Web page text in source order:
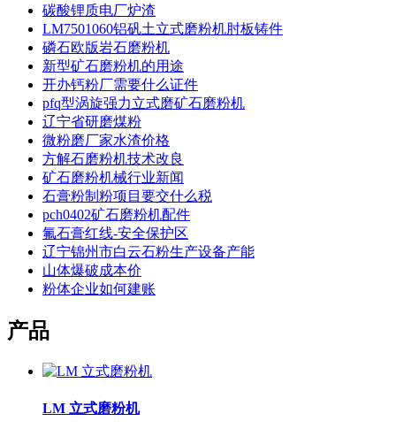
碳酸锂质电厂炉渣
LM7501060铝矾土立式磨粉机肘板铸件
磷石欧版岩石磨粉机
新型矿石磨粉机的用途
开办钙粉厂需要什么证件
pfq型涡旋强力立式磨矿石磨粉机
辽宁省研磨煤粉
微粉磨厂家水渣价格
方解石磨粉机技术改良
矿石磨粉机械行业新闻
石膏粉制粉项目要交什么税
pch0402矿石磨粉机配件
氟石膏红线-安全保护区
辽宁锦州市白云石粉生产设备产能
山体爆破成本价
粉体企业如何建账
产品
LM 立式磨粉机